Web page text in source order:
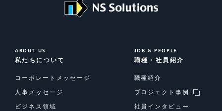
ABOUT US
私たちについて
コーポレートメッセージ
人事メッセージ
ビジネス領域
JOB & PEOPLE
職種・社員紹介
職種紹介
プロジェクト事例
社員インタビュー